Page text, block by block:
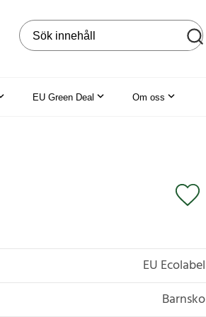
Sök på webbplatsen
EU Green Deal Om oss
EU Ecolabel
Barnsko